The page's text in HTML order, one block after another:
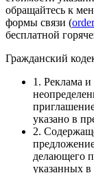
обращайтесь к
формы связи (
бесплатной
Гражданский
1. Реклама
указано в
2.
делающего
указанных